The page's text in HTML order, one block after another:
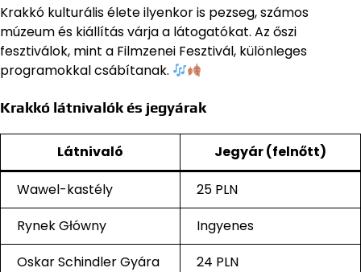
Krakkó kulturális élete ilyenkor is pezseg, számos
múzeum és kiállítás várja a látogatókat. Az őszi
fesztiválok, mint a Filmzenei Fesztivál, különleges
programokkal csábítanak.
Krakkó látnivalók és jegyárak
Látnivaló Jegyár (felnőtt)
Wawel-kastély
25 PLN
Rynek Główny
Ingyenes
Oskar Schindler Gyára
24 PLN